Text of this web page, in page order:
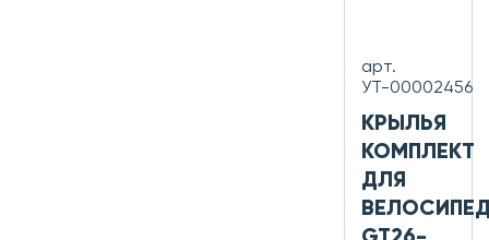
арт.
УТ-00002456
КРЫЛЬЯ
КОМПЛЕКТ
ДЛЯ